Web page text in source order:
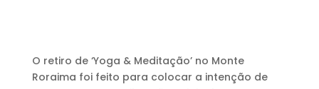
O retiro de ‘Yoga & Meditação’ no Monte
Roraima foi feito para colocar a intenção de